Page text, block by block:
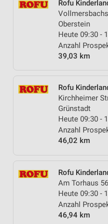
Rofu
Oberstein
Heute 09:30 -
Anzahl
39,03 km
Rofu
Kirchheimer
Grünstadt
Heute 09:30 -
Anzahl
46,02 km
Rofu
Am Torhaus
Heute 09:30 -
Anzahl
46,94 km